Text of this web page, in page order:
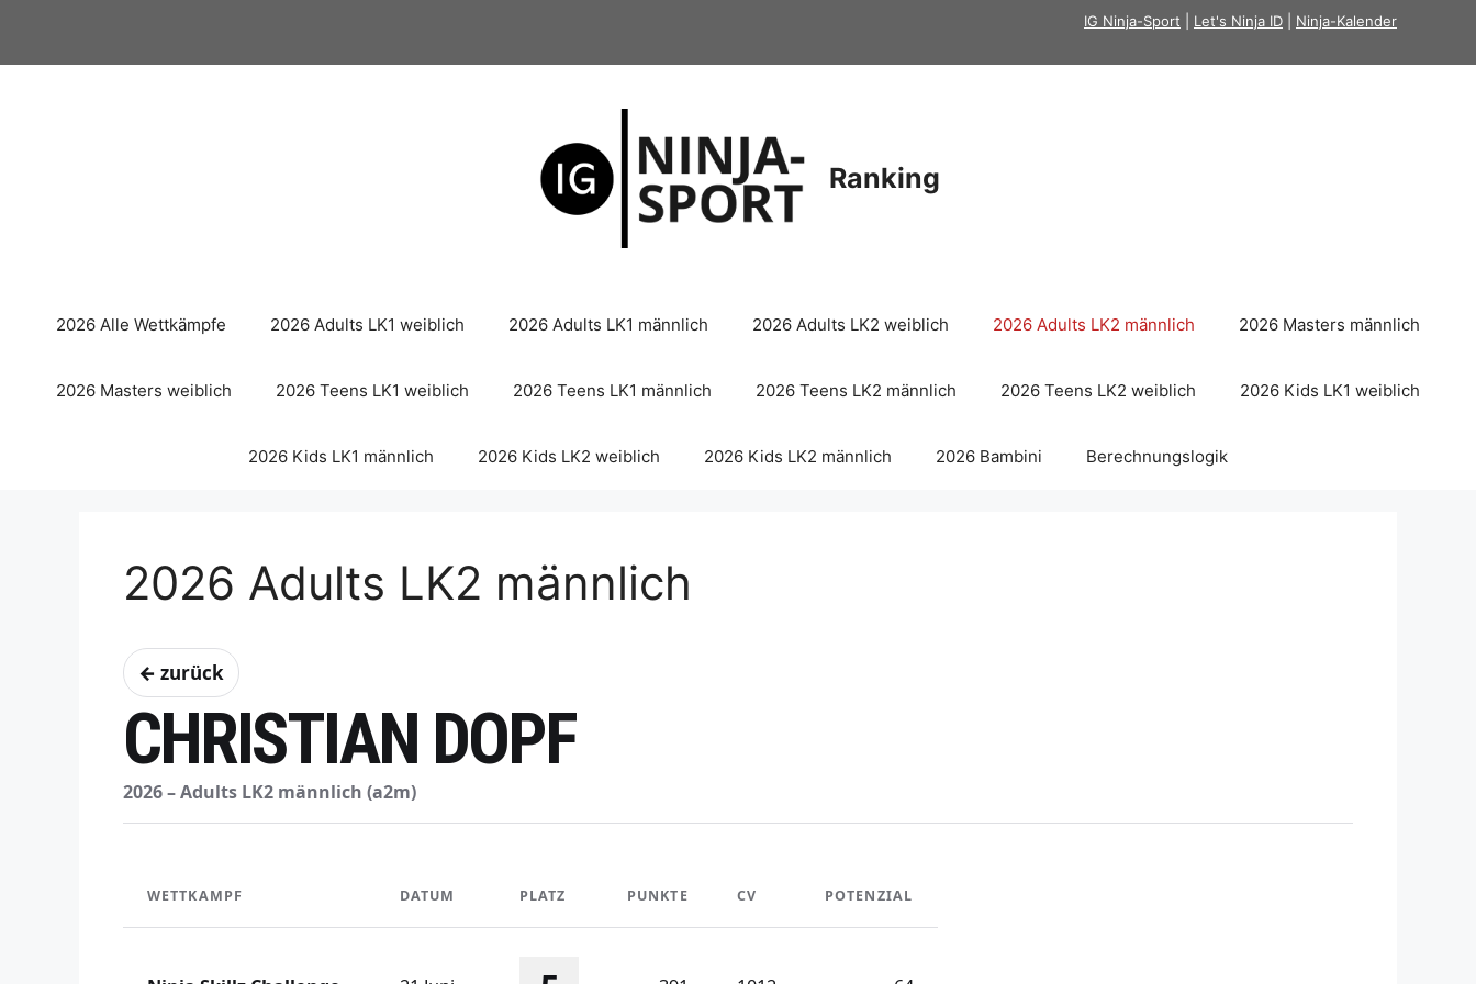
springen
IG Ninja-Sport Let's Ninja ID Ninja-Kalender
Ranking
2026 Alle Wettkämpfe 2026 Adults LK1 weiblich 2026 Adults LK1 männlich 2026 Adults LK2 weiblich 2026 Adults LK2 männlich 2026 Masters männlich
2026 Masters weiblich 2026 Teens LK1 weiblich 2026 Teens LK1 männlich 2026 Teens LK2 männlich 2026 Teens LK2 weiblich 2026 Kids LK1 weiblich
2026 Kids LK1 männlich 2026 Kids LK2 weiblich 2026 Kids LK2 männlich 2026 Bambini Berechnungslogik
2026 Adults LK2 männlich
← zurück
CHRISTIAN DOPF
2026 – Adults LK2 männlich (a2m)
WETTKAMPF DATUM PLATZ PUNKTE CV POTENZIAL